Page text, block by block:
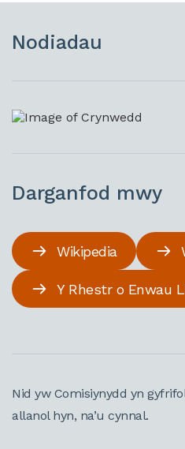
Nodiadau
Darganfod mwy
Wikipedia
Y Rhestr o Enwau
Nid yw Comisiynydd yn
allanol hyn, na’u cynnal.